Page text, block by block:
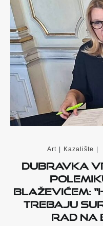
Art Kazalište
Dubravka
Blaževićem:
trebaju
rad na